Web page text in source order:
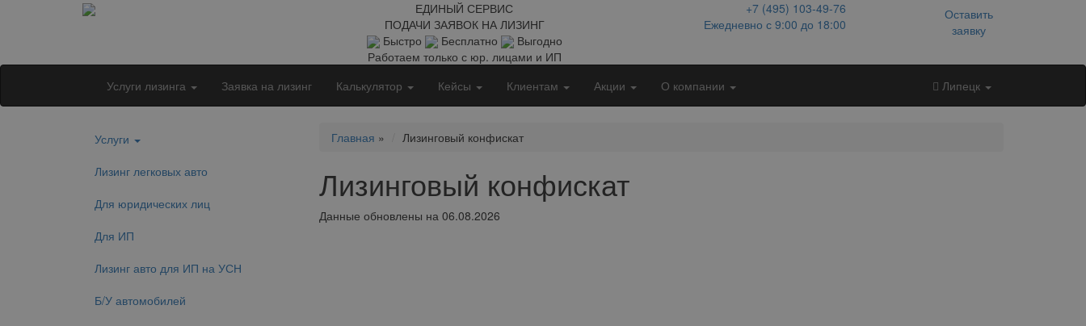
ЕДИНЫЙ СЕРВИС
ПОДАЧИ ЗАЯВОК НА ЛИЗИНГ
Быстро
Бесплатно
Выгодно
Работаем только с юр. лицами и ИП
+7 (495) 103-49-76
Ежедневно с 9:00 до 18:00
Оставить
заявку
Услуги лизинга Заявка на лизинг Калькулятор Кейсы Клиентам Акции О компании Липецк
Услуги
Лизинг легковых авто
Для юридических лиц
Для ИП
Лизинг авто для ИП на УСН
Б/У автомобилей
Главная » Лизинговый конфискат
Лизинговый конфискат
Данные обновлены на 06.08.2026